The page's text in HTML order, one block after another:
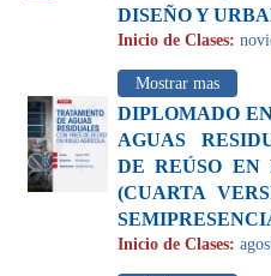
DISEÑO Y
Inicio de Clases:
Mostrar mas
DIPLOMADO
AGUAS
DE REÚSO EN
(CUARTA
Inicio de Clases: